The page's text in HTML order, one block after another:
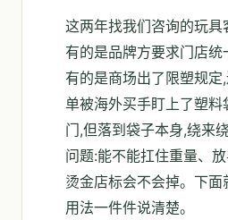
这两年找我们咨询的玩具
有的是品牌方要求门店统
有的是商场出了限塑规定
单被海外买手盯上了塑料
门,但落到袋子本身,绕来
问题:能不能扛住重量、放
烫金店标会不会掉。下面
用法一件件说清楚。